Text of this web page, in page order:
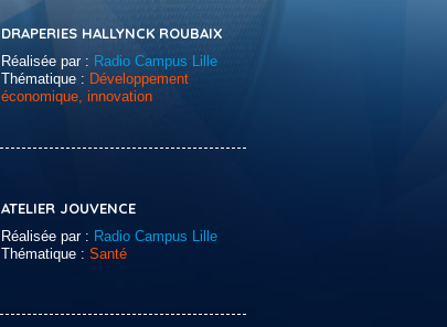
DRAPERIES HALLYNCK ROUBAIX
Réalisée par : Radio Campus Lille
Thématique : Développement
économique, innovation
ATELIER JOUVENCE
Réalisée par : Radio Campus Lille
Thématique : Santé